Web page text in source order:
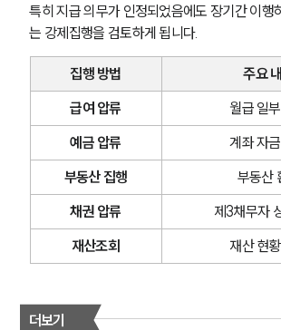
특히 지급 의무가 인정되었음에도 장기간 이행
는 강제집행을 검토하게 됩니다.
집행 방법
주요
급여 압류
월급 일
예금 압류
계좌 자
부동산 집행
부동산
채권 압류
제3채무자
재산조회
재산 현
더보기